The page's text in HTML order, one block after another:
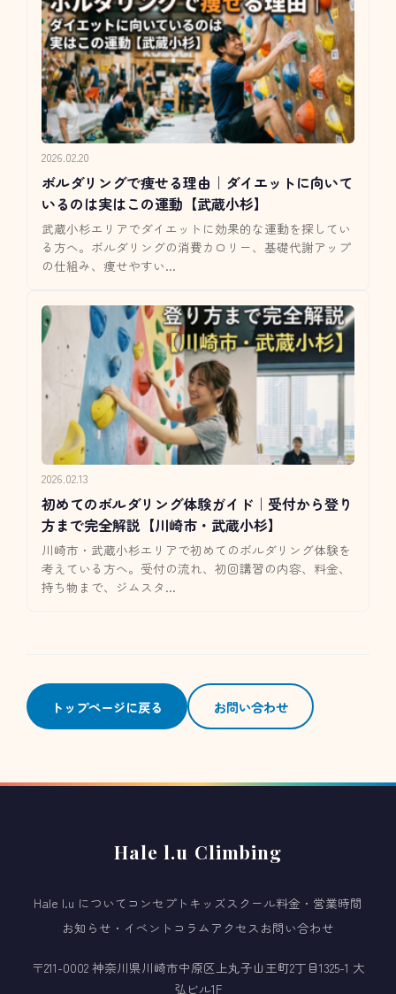
2026.02.20
ボルダリングで痩せる理由｜ダイエットに向いて
いるのは実はこの運動【武蔵小杉】
武蔵小杉エリアでダイエットに効果的な運動を探してい
る方へ。ボルダリングの消費カロリー、基礎代謝アップ
の仕組み、痩せやすい...
2026.02.13
初めてのボルダリング体験ガイド｜受付から登り
方まで完全解説【川崎市・武蔵小杉】
川崎市・武蔵小杉エリアで初めてのボルダリング体験を
考えている方へ。受付の流れ、初回講習の内容、料金、
持ち物まで、ジムスタ...
トップページに戻る お問い合わせ
Hale l.u Climbing
Hale l.u について コンセプト キッズスクール料金・営業時間
お知らせ・イベント コラム アクセス お問い合わせ
〒211-0002 神奈川県川崎市中原区上丸子山王町2丁目1325-1 大
弘ビル1F